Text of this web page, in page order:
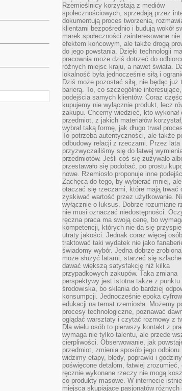
Rzemieślnicy korzystają z mediów
społecznościowych, sprzedają przez
dokumentują proces tworzenia,
klientami bezpośrednio i budują wokół
marek społeczności zainteresowane
efektem końcowym, ale także drogą
do jego powstania. Dzięki technologii
pracownia może dziś dotrzeć do
różnych miejsc kraju, a nawet świata.
lokalność była jednocześnie siłą i
Dziś może pozostać siłą, nie będąc już
barierą. To, co szczególnie
podejścia samych klientów. Coraz
kupujemy nie wyłącznie produkt, lecz
zakupu. Chcemy wiedzieć, kto wykonał
przedmiot, z jakich materiałów
wybrał taką formę, jak długo trwał
To potrzeba autentyczności, ale także
odbudowy relacji z rzeczami. Przez lata
przyzwyczailiśmy się do łatwej
przedmiotów. Jeśli coś się zużywało
przestawało się podobać, po prostu
nowe. Rzemiosło proponuje inne
Zachęca do tego, by wybierać mniej,
otaczać się rzeczami, które mają trwać
zyskiwać wartość przez użytkowanie.
wyłącznie o luksus. Dobrze rozumiane
nie musi oznaczać niedostępności.
ręczna praca ma swoją cenę, bo
kompetencji, których nie da się
utraty jakości. Jednak coraz więcej
traktować taki wydatek nie jako
świadomy wybór. Jedna dobrze
może służyć latami, starzeć się
dawać większą satysfakcję niż kilka
przypadkowych zakupów. Taka zmiana
perspektywy jest istotna także z punktu
środowiska, bo skłania do bardziej
konsumpcji. Jednocześnie epoka
edukacji na temat rzemiosła. Możemy
procesy technologiczne, poznawać
oglądać warsztaty i czytać rozmowy z
Dla wielu osób to pierwszy kontakt z
wymaga nie tylko talentu, ale przede
cierpliwości. Obserwowanie, jak
przedmiot, zmienia sposób jego
widzimy etapy, błędy, poprawki i godziny
poświęcone detalom, łatwiej zrozumieć,
ręcznie wykonane rzeczy nie mogą
co produkty masowe. W internecie
miejsca skupiające pasjonatów różnych